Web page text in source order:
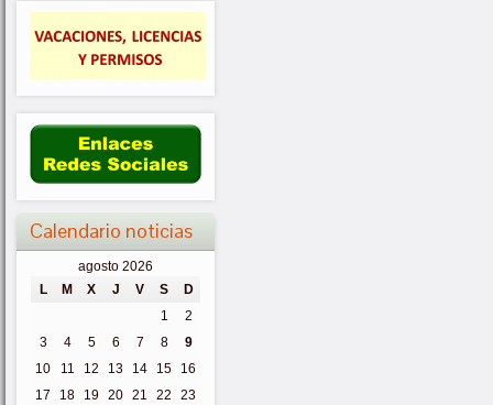
Calendario noticias
agosto 2026
L
M X J V S
D
1
2
3
4 5 6 7 8
9
10
11 12 13 14 15
16
17
18 19 20 21 22
23